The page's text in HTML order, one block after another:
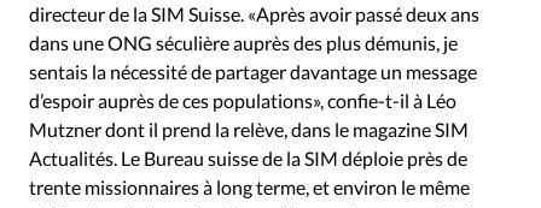
Mission
Monde People Politique
Religions
Société
directeur de la SIM Suisse. «Après avoir passé deux ans
dans une ONG séculière auprès des plus démunis, je
sentais la nécessité de partager davantage un message
d’espoir auprès de ces populations», confie-t-il à Léo
Mutzner dont il prend la relève, dans le magazine SIM
Actualités. Le Bureau suisse de la SIM déploie près de
trente missionnaires à long terme, et environ le même